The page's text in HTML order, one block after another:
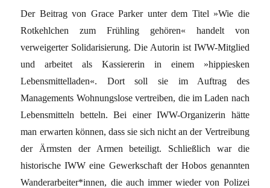
Der Beitrag von Grace Parker unter dem Titel »Wie die
Rotkehlchen zum Frühling gehören« handelt von
verweigerter Solidarisierung. Die Autorin ist IWW-Mitglied
und arbeitet als Kassiererin in einem »hippiesken
Lebensmittelladen«. Dort soll sie im Auftrag des
Managements Wohnungslose vertreiben, die im Laden nach
Lebensmitteln betteln. Bei einer IWW-Organizerin hätte
man erwarten können, dass sie sich nicht an der Vertreibung
der Ärmsten der Armen beteiligt. Schließlich war die
historische IWW eine Gewerkschaft der Hobos genannten
Wanderarbeiter*innen, die auch immer wieder von Polizei